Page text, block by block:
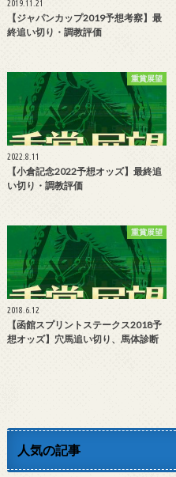
2019.11.21
【ジャパンカップ2019予想考察】最
終追い切り・調教評価
重賞展望
2022.8.11
【小倉記念2022予想オッズ】最終追
い切り・調教評価
重賞展望
2018.6.12
【函館スプリントステークス2018予
想オッズ】穴馬追い切り、馬体診断
人気の記事